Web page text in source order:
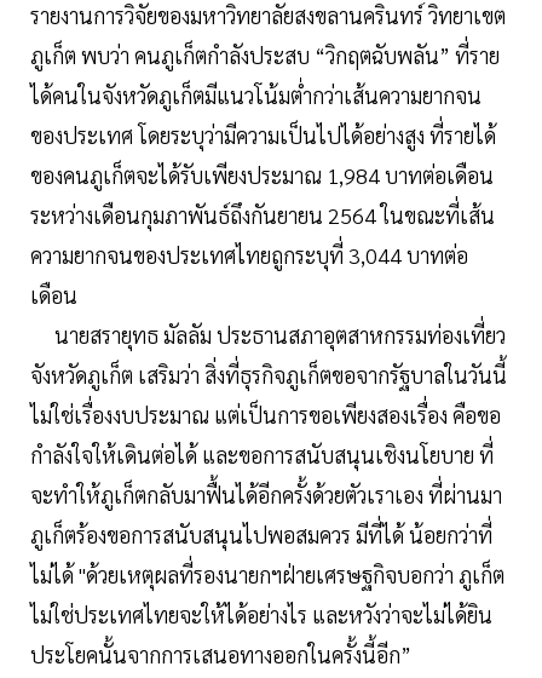
รายงานการวิจัยของมหาวิทยาลัยสงขลานครินทร์ วิทยาเขต
ภูเก็ต พบว่า คนภูเก็ตกำลังประสบ “วิกฤตฉับพลัน” ที่ราย
ได้คนในจังหวัดภูเก็ตมีแนวโน้มต่ำกว่าเส้นความยากจน
ของประเทศ โดยระบุว่ามีความเป็นไปได้อย่างสูง ที่รายได้
ของคนภูเก็ตจะได้รับเพียงประมาณ ​1,984 บาทต่อเดือน
ระหว่างเดือนกุมภาพันธ์ถึงกันยายน 2564 ในขณะที่เส้น
ความยากจนของประเทศไทยถูกระบุที่ 3,044 บาทต่อ
เดือน
นายสรายุทธ มัลลัม ประธานสภาอุตสาหกรรมท่องเที่ยว
จังหวัดภูเก็ต เสริมว่า สิ่งที่ธุรกิจภูเก็ตขอจากรัฐบาลในวันนี้
ไม่ใช่เรื่องงบประมาณ แต่เป็นการขอเพียงสองเรื่อง คือขอ
กำลังใจให้เดินต่อได้ และขอการสนับสนุนเชิงนโยบาย ที่
จะทำให้ภูเก็ตกลับมาฟื้นได้อีกครั้งด้วยตัวเราเอง ที่ผ่านมา
ภูเก็ตร้องขอการสนับสนุนไปพอสมควร มีที่ได้ น้อยกว่าที่
ไม่ได้ "ด้วยเหตุผลที่รองนายกฯฝ่ายเศรษฐกิจบอกว่า ภูเก็ต
ไม่ใช่ประเทศไทยจะให้ได้อย่างไร และหวังว่าจะไม่ได้ยิน
ประโยคนั้นจากการเสนอทางออกในครั้งนี้อีก”